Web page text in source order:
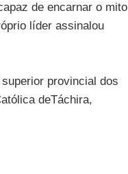
de encarnar o mito
líder assinalou
provincial dos
deTáchira,